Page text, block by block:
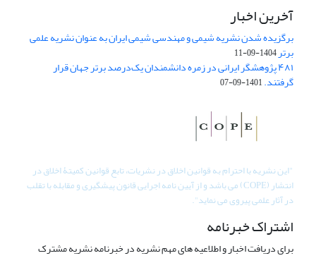
آخرین اخبار
برگزیده شدن نشریه شیمی و مهندسی شیمی ایران به عنوان نشریه علمی
برتر1404-09-11
۴۸۱ پژوهشگر ایرانی در زمره دانشمندان یک‌درصد برتر جهان قرار
گرفتند.1401-09-07
"این نشریه با احترام به قوانین اخلاق در نشریات، تابع قوانین کمیتۀ اخلاق در
انتشار (COPE) می باشد و از آیین نامه اجرایی قانون پیشگیری و مقابله با تقلب
در آثار علمی پیروی می نماید".
اشتراک خبرنامه
برای دریافت اخبار و اطلاعیه های مهم نشریه در خبرنامه نشریه مشترک